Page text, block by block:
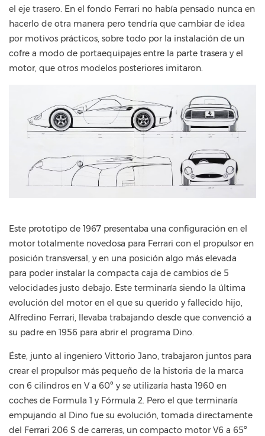
el eje trasero. En el fondo Ferrari no había pensado nunca en
hacerlo de otra manera pero tendría que cambiar de idea
por motivos prácticos, sobre todo por la instalación de un
cofre a modo de portaequipajes entre la parte trasera y el
motor, que otros modelos posteriores imitaron.
Este prototipo de 1967 presentaba una configuración en el
motor totalmente novedosa para Ferrari con el propulsor en
posición transversal, y en una posición algo más elevada
para poder instalar la compacta caja de cambios de 5
velocidades justo debajo. Este terminaría siendo la última
evolución del motor en el que su querido y fallecido hijo,
Alfredino Ferrari, llevaba trabajando desde que convenció a
su padre en 1956 para abrir el programa Dino.
Éste, junto al ingeniero Vittorio Jano, trabajaron juntos para
crear el propulsor más pequeño de la historia de la marca
con 6 cilindros en V a 60º y se utilizaría hasta 1960 en
coches de Formula 1 y Fórmula 2. Pero el que terminaría
empujando al Dino fue su evolución, tomada directamente
del Ferrari 206 S de carreras, un compacto motor V6 a 65º